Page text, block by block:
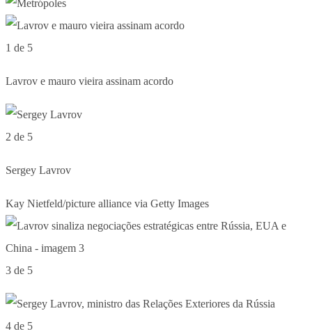
1 de 5
Lavrov e mauro vieira assinam acordo
2 de 5
Sergey Lavrov
Kay Nietfeld/picture alliance via Getty Images
3 de 5
4 de 5